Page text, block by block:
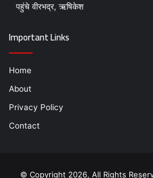
पहुंचे वीरभद्र, ऋषिकेश
Important Links
Home
About
Privacy Policy
Contact
© Copyright 2026, All Rights